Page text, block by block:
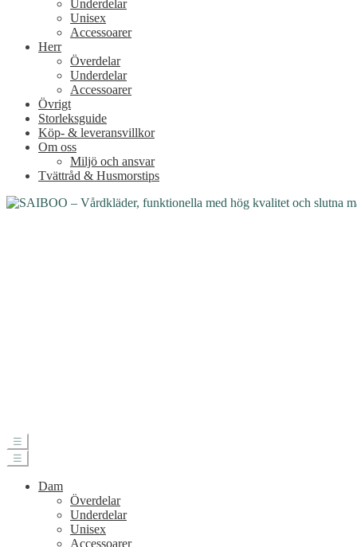
Underdelar
Unisex
Accessoarer
Herr
Överdelar
Underdelar
Accessoarer
Övrigt
Storleksguide
Köp- & leveransvillkor
Om oss
Miljö och ansvar
Tvättråd & Husmorstips
☰
☰
Dam
Överdelar
Underdelar
Unisex
Accessoarer